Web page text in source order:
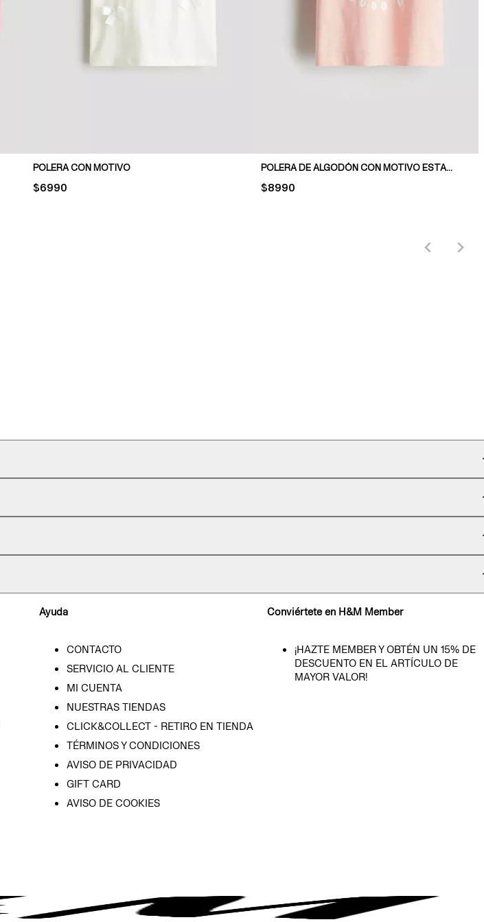
POLERA CON MOTIVO
PRICE:
$6990
POLERA DE ALGODÓN CON MOTIVO ESTAMPADO
PRICE:
$8990
Ayuda
CONTACTO
SERVICIO AL CLIENTE
MI CUENTA
NUESTRAS TIENDAS
CLICK&COLLECT - RETIRO EN TIENDA
TÉRMINOS Y CONDICIONES
AVISO DE PRIVACIDAD
GIFT CARD
AVISO DE COOKIES
Conviértete en H&M Member
¡HAZTE MEMBER Y OBTÉN UN 15% DE
DESCUENTO EN EL ARTÍCULO DE
MAYOR VALOR!